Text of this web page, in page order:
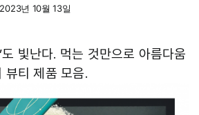
2023년 10월 13일
도 빛난다. 먹는 것만으로 아름다움
뷰티 제품 모음.